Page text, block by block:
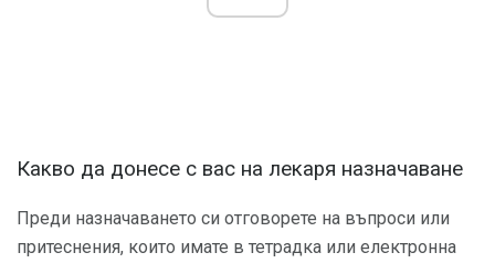
Какво да донесе с вас на лекаря назначаване
Преди назначаването си отговорете на въпроси или
притеснения, които имате в тетрадка или електронна